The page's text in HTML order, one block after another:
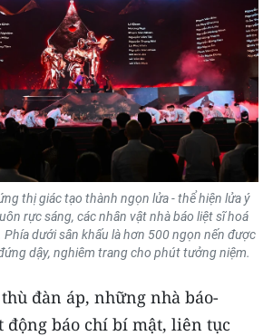
thị giác tạo thành ngọn lửa - thể hiện lửa ý
rực sáng, các nhân vật nhà báo liệt sĩ hoá
dưới sân khấu là hơn 500 ngọn nến được
dậy, nghiêm trang cho phút tưởng niệm.
đàn áp, những nhà báo-
động báo chí bí mật, liên tục